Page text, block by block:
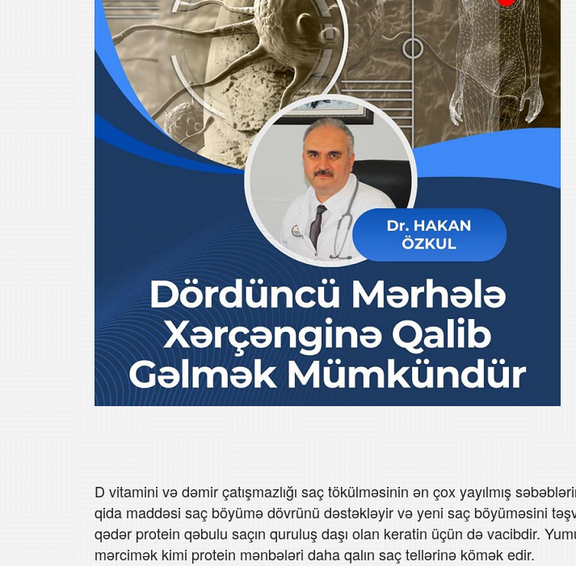
D vitamini və dəmir çatışmazlığı saç tökülməsinin ən çox yayılmış
qida maddəsi saç böyümə dövrünü dəstəkləyir və yeni saç böyüməsini
qədər protein qəbulu saçın quruluş daşı olan keratin üçün də vacibdir.
mərcimək kimi protein mənbələri daha qalın saç tellərinə kömək edir.